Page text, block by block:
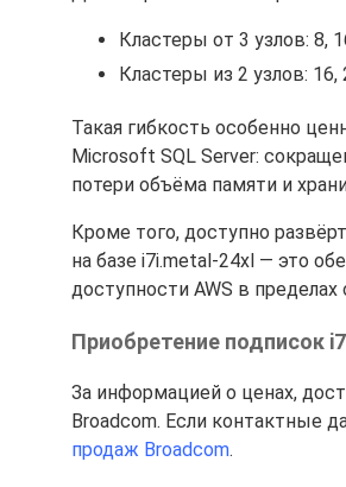
Кластеры от 3 узлов: 8,
Кластеры из 2 узлов:
Такая гибкость особенно
Microsoft SQL Server:
потери объёма памяти и
Кроме того, доступно
на базе i7i.metal-24xl — это
доступности AWS в
Приобретение подписок
За информацией о ценах,
Broadcom. Если контактные
продаж Broadcom.